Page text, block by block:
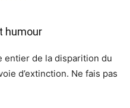
humour
de la disparition du
d’extinction. Ne fais pas